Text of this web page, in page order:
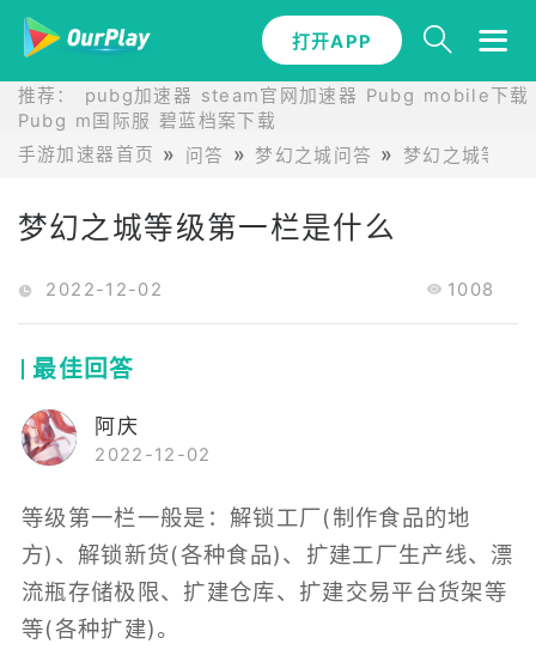
打开APP
推荐： pubg加速器 steam官网加速器 Pubg mobile下载
Pubg m国际服 碧蓝档案下载
手游加速器首页
问答 梦幻之城问答 梦幻之城等级
梦幻之城等级第一栏是什么
2022-12-02 1008
最佳回答
阿庆
2022-12-02
等级第一栏一般是：解锁工厂(制作食品的地
方)、解锁新货(各种食品)、扩建工厂生产线、漂
流瓶存储极限、扩建仓库、扩建交易平台货架等
等(各种扩建)。